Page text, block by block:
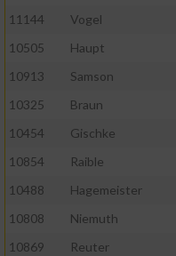
11144
Vogel
10505
Haupt
10913
Samson
10325
Braun
10454
Gischke
10854
Raible
10488
Hagemeister
10808
Niemuth
10869
Reuter